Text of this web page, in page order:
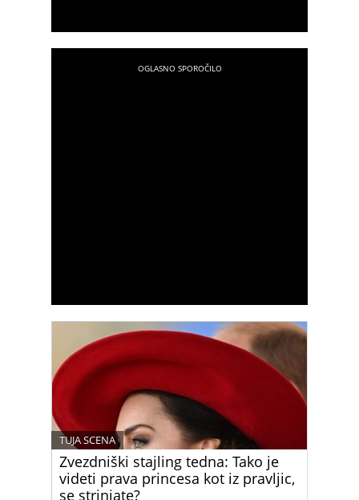
Zvezdniški stajling tedna: Tako je
videti prava princesa kot iz pravljic,
se strinjate?
TUJA SCENA